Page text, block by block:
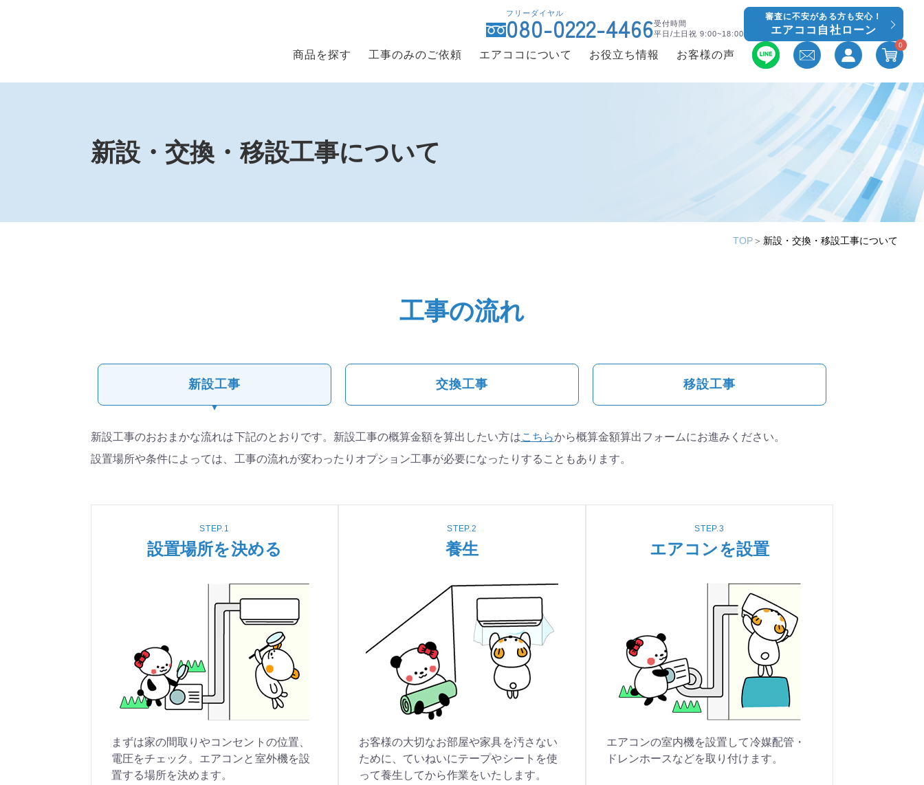
フリーダイヤル
080-0222-4466受付時間
平日/土日祝 9:00~18:00
審査に不安がある方も安心！
エアココ自社ローン
商品を探す 工事のみのご依頼 エアココについて お役立ち情報 お客様の声
0
新設・交換・移設工事について
TOP＞ 新設・交換・移設工事について
工事の流れ
新設工事 交換工事 移設工事
新設工事のおおまかな流れは下記のとおりです。新設工事の概算金額を算出したい方はこちらから概算金額算出フォームにお進みください。
設置場所や条件によっては、工事の流れが変わったりオプション工事が必要になったりすることもあります。
STEP.1
設置場所を決める
まずは家の間取りやコンセントの位置、
電圧をチェック。エアコンと室外機を設
置する場所を決めます。
STEP.2
養生
お客様の大切なお部屋や家具を汚さない
ために、ていねいにテープやシートを使
って養生してから作業をいたします。
STEP.3
エアコンを設置
エアコンの室内機を設置して冷媒配管・
ドレンホースなどを取り付けます。